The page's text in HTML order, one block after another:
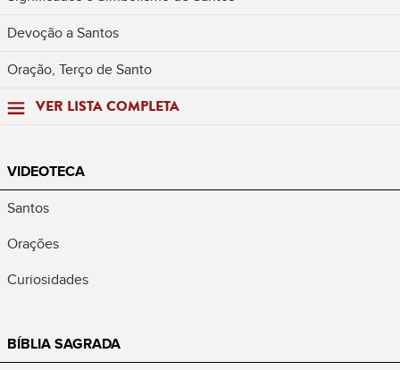
Devoção a Santos
Oração, Terço de Santo
VER LISTA COMPLETA
VIDEOTECA
Santos
Orações
Curiosidades
BÍBLIA SAGRADA